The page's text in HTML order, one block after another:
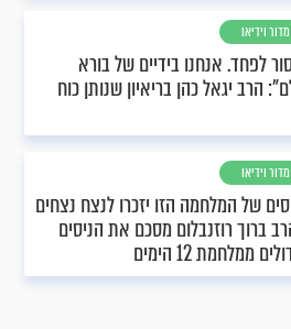
מדור וידיאו
לפחד. אנחנו בידיים של בורא
הרב יגאל כהן בריאיון שנותן כוח
מדור וידיאו
של המלחמה הזו יזכרו לנצח נצחים
ברוך רוזנבלום מסכם את הניסים
ממלחמת 12 הימים